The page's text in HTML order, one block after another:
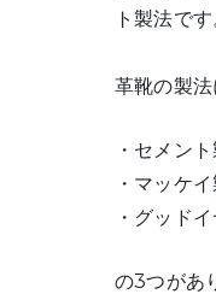
ト製法です
革靴の製法
・セメン
・マッケ
・グッド
の3つがあ